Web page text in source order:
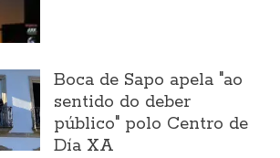
Boca de Sapo apela "ao
sentido do deber
público" polo Centro de
Día XA